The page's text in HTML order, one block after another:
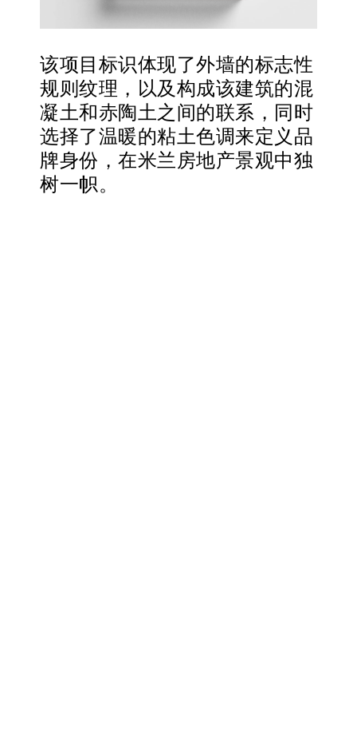
该项目标识体现了外墙的标志性
规则纹理，以及构成该建筑的混
凝土和赤陶土之间的联系，同时
选择了温暖的粘土色调来定义品
牌身份，在米兰房地产景观中独
树一帜。